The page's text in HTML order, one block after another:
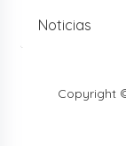
Noticias
Copyright